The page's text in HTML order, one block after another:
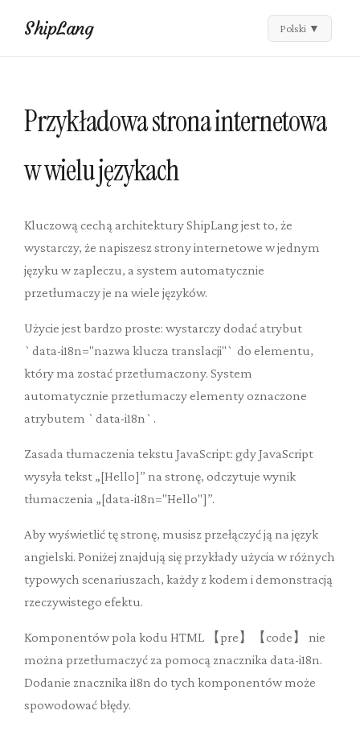
ShipLang Polski ▼
Przykładowa strona internetowa
w wielu językach
Kluczową cechą architektury ShipLang jest to, że
wystarczy, że napiszesz strony internetowe w jednym
języku w zapleczu, a system automatycznie
przetłumaczy je na wiele języków.
Użycie jest bardzo proste: wystarczy dodać atrybut
`data-i18n="nazwa klucza translacji"` do elementu,
który ma zostać przetłumaczony. System
automatycznie przetłumaczy elementy oznaczone
atrybutem `data-i18n`.
Zasada tłumaczenia tekstu JavaScript: gdy JavaScript
wysyła tekst „[Hello]” na stronę, odczytuje wynik
tłumaczenia „[data-i18n="Hello"]”.
Aby wyświetlić tę stronę, musisz przełączyć ją na język
angielski. Poniżej znajdują się przykłady użycia w różnych
typowych scenariuszach, każdy z kodem i demonstracją
rzeczywistego efektu.
Komponentów pola kodu HTML 【pre】【code】 nie
można przetłumaczyć za pomocą znacznika data-i18n.
Dodanie znacznika i18n do tych komponentów może
spowodować błędy.